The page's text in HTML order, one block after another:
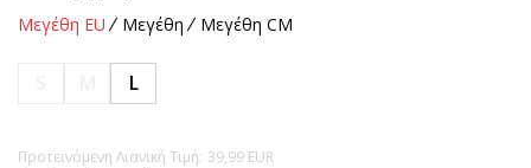
Μεγέθη EU Μεγέθη Μεγέθη CM
L
Προτεινόμενη Λιανική Τιμή: 39,99 EUR